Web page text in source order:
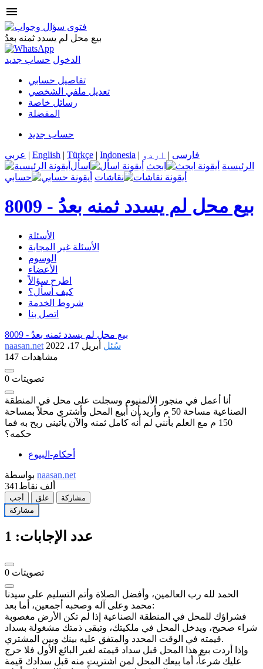
menu
بيع محل لم يسدد ثمنه بعدُ
الدخول حساب جديد
تفاصيل حسابي
تعديل ملفي الشخصي
رسائل خاصة
المفضلة
حساب جديد
عربي | English | Türkçe | Indonesia | فارسی | اردو
الرئيسية
ابحث
اسأل
نقاشات
حسابي
8009 - بيع محل لم يسدد ثمنه بعدُ
الأسئلة
الأسئلة غير المجابة
الوسوم
الأعضاء
اطرح سؤالاً
كيف أسأل؟
شروط الخدمة
اتصل بنا
8009 - بيع محل لم يسدد ثمنه بعدُ
naasan.net
سُئل أبريل 17، 2022
147 مشاهدات
0 تصويتات
أنا أعمل في منجور الألمنيوم وسجلت على محل في المنطقة
الصناعية مساحة 50 م وأريد أن أبيع المحل وأشتري محلاً بمساحة
150 م مع العلم بأنني لم أُنه كامل ثمنه والآن يأتيني ربح به فما
حكمه؟
أحكام-البيوع
naasan.net
341ألف نقاط
أجب علق
مشاركة
مشاركة
عدد الإجابات: 1
0 تصويتات
الحمد لله رب العالمين، وأفضل الصلاة وأتم التسليم على سيدنا
محمد وعلى آله وصحبه أجمعين، أما بعد:
فشراؤك للمحل في المنطقة الصناعية إذا لم تكن الأرض مغصوبة
شراء صحيح، ويدخل المحل في ملكيتك، وتبقى ذمتك مشغولة بسداد
قيمته في الوقت المحدد والمتفق عليه بينك وبين المشتري.
وإذا أردت بيع هذا المحل قبل سداد قيمته لغير البائع الأول فلا حرج
عليك شرعاً، أما بيعك المحل لمن اشتريت منه قبل سدادك قيمة